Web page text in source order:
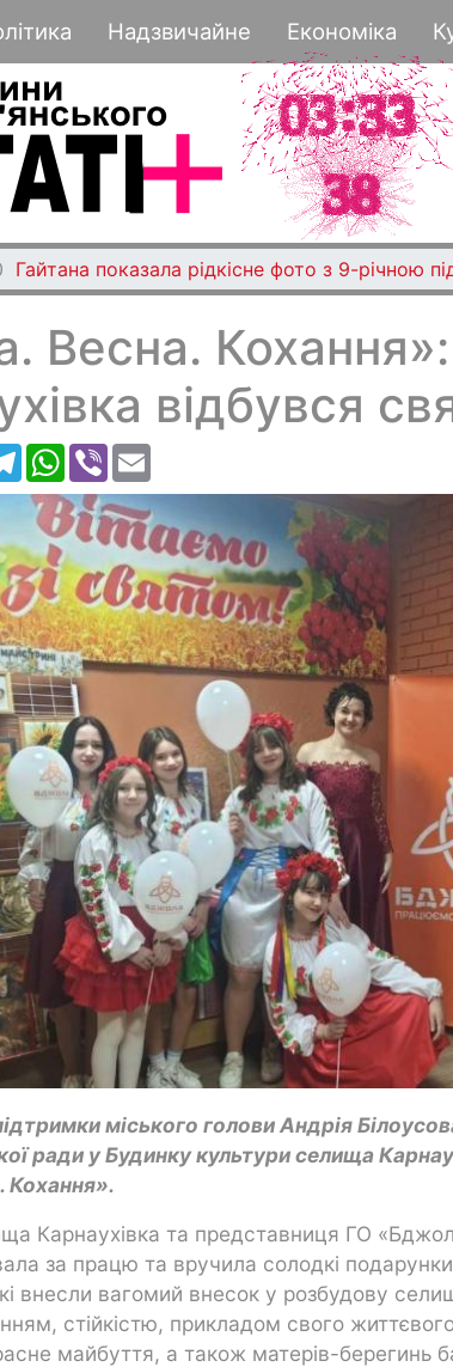
навигация
Надзвичайне Економіка
Гайтана показала рідкісне фото з 9-річною
Весна.
відбувся
TelegramWhatsApp
Viber
міського голови Андрія
ради у Будинку культури селища
Кохання».
Карнаухівка та представниця ГО
за працю та вручила солодкі
внесли вагомий внесок у розбудову
стійкістю, прикладом свого
майбуття, а також матерів-берегинь